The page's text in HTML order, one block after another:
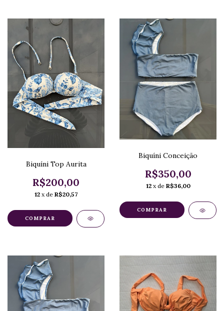
Biquíni Top Aurita
R$200,00
12 x de R$20,57
COMPRAR
Biquíni Conceição
R$350,00
12 x de R$36,00
COMPRAR